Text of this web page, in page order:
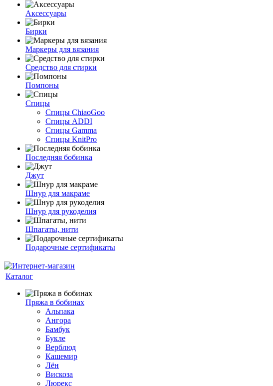
Аксессуары
Бирки
Маркеры для вязания
Средство для стирки
Помпоны
Спицы
Спицы ChiaoGoo
Спицы ADDI
Спицы Gamma
Спицы KnitPro
Последняя бобинка
Джут
Шнур для макраме
Шнур для рукоделия
Шпагаты, нити
Подарочные сертификаты
Каталог
Пряжа в бобинах
Альпака
Ангора
Бамбук
Букле
Верблюд
Кашемир
Лён
Вискоза
Люрекс